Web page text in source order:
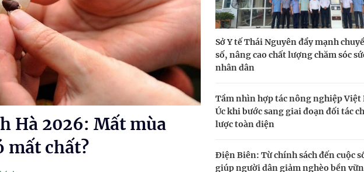
vì tiến triển quá âm thầm
được diễn ra tại Lễ hội sầu riêng 2026
các nhiệm vụ trong lĩnh vực cấp cứu, điều trị đột quỵ
vọng mới trong phòng ngừa ung thư
Cầu Và Chống Đông Máu Của Các Loài Nhân Sâm (Panax Spp.): Tổng
Hà 2026: Mất mùa
mất chất?
Sở Y tế Thái Nguyên đẩy mạnh
số, nâng cao chất lượng chăm sóc
nhân dân
Tầm nhìn hợp tác nông nghiệp Việt
Úc khi bước sang giai đoạn đối tác
lược toàn diện
Điện Biên: Từ chính sách đến cuộc
giúp người dân giảm nghèo bền